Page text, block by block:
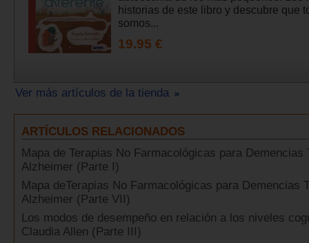
historias de este libro y descubre que
somos...
19.95 €
Ver más artículos de la tienda
ARTÍCULOS RELACIONADOS
Mapa de Terapias No Farmacológicas para Demencias
Alzheimer (Parte I)
Mapa deTerapias No Farmacológicas para Demencias
Alzheimer (Parte VII)
Los modos de desempeño en relación a los niveles
Claudia Allen (Parte III)